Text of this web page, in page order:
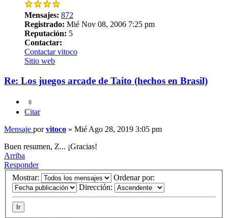
Mensajes: 872
Registrado: Mié Nov 08, 2006 7:25 pm
Reputación: 5
Contactar:
Contactar vitoco
Sitio web
Re: Los juegos arcade de Taito (hechos en Brasil)
0
Citar
Mensaje porvitoco » Mié Ago 28, 2019 3:05 pm
Buen resumen, Z... ¡Gracias!
Arriba
Responder
Mostrar:
Ordenar por:
Dirección: